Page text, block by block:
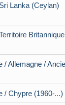
Lanka (Ceylan)
/ Allemagne /
/ Chypre (1960-...)